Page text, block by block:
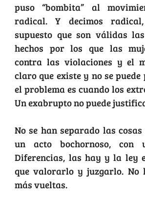
puso “bombita” al
radical. Y decimos
supuesto que son válidas
hechos por los que las
contra las violaciones y el
claro que existe y no se
el problema es cuando los
Un exabrupto no puede
No se han separado las
un acto bochornoso, con
Diferencias, las hay y la ley
que valorarlo y juzgarlo. No
más vueltas.